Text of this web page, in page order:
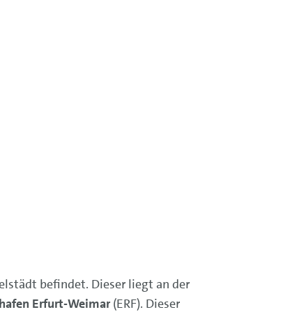
befindet. Dieser liegt an der
Erfurt-Weimar(ERF). Dieser